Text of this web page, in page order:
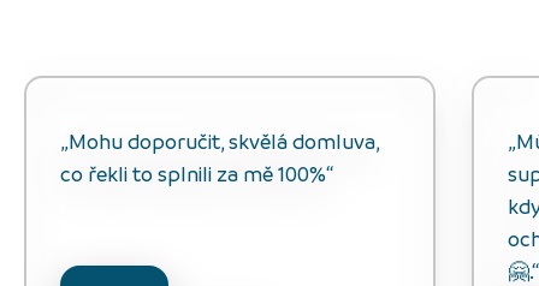
„Mohu doporučit, skvělá domluva,
co řekli to splnili za mě 100%“